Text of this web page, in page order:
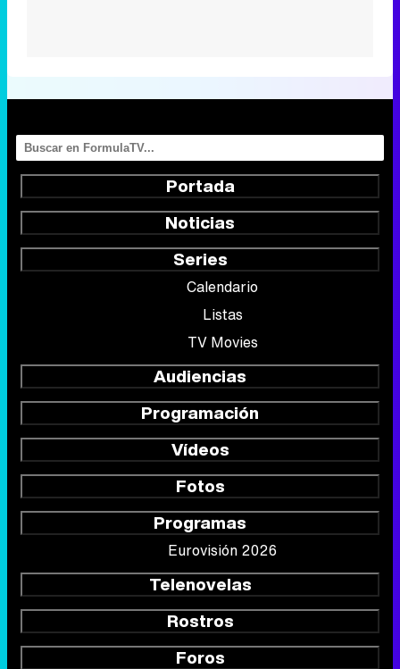
Portada
Noticias
Series
Calendario
Listas
TV Movies
Audiencias
Programación
Vídeos
Fotos
Programas
Eurovisión 2026
Telenovelas
Rostros
Foros